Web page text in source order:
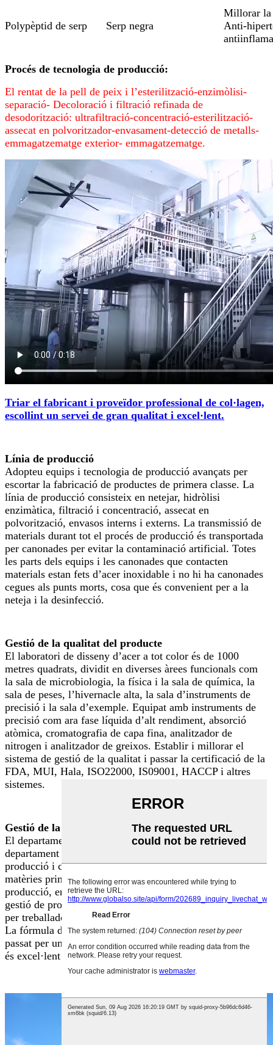
Polypèptid de serp Serp negra
Millorar
Anti-
Procés de tecnologia de producció:
El rentat de la pell de peix i l’esterilització-enzimòlisi-
separació- Decoloració i filtració refinada de
desodorització: ultrafiltració-concentració-esterilització-
assecat en polvoritzador-envasament-detecció de metalls-
emmagatzematge exterior- emmagatzematge.
Triar el fabricant i proveïdor professional de col·lagen,
escollint un servei de gran qualitat i excel·lent.
Línia de producció
Adopteu equips i tecnologia de producció avançats per
escortar la fabricació de productes de primera classe. La
línia de producció consisteix en netejar, hidròlisi
enzimàtica, filtració i concentració, assecat en
polvorització, envasos interns i externs. La transmissió de
materials durant tot el procés de producció és transportada
per canonades per evitar la contaminació artificial. Totes
les parts dels equips i les canonades que contacten
materials estan fets d’acer inoxidable i no hi ha canonades
cegues als punts morts, cosa que és convenient per a la
neteja i la desinfecció.
Gestió de la qualitat del producte
El laboratori de disseny d’acer a tot color és de 1000
metres quadrats, dividit en diverses àrees funcionals com
la sala de microbiologia, la física i la sala de química, la
sala de peses, l’hivernacle alta, la sala d’instruments de
precisió i la sala d’exemple. Equipat amb instruments de
precisió com ara fase líquida d’alt rendiment, absorció
atòmica, cromatografia de capa fina, analitzador de
nitrogen i analitzador de greixos. Establir i millorar el
sistema de gestió de la qualitat i passar la certificació de la
FDA, MUI, Hala, ISO22000, IS09001, HACCP i altres
sistemes.
Gestió de la producció
El departament de gestió de producció està format en el
departament i taller de producció, realitza les comandes de
producció i cada punt de control clau de la contractació de
matèries primeres, emmagatzematge, alimentació,
producció, envasos, inspecció i emmagatzematge a la
gestió de processos de producció és gestionat i controlat
per treballadors tècnics experimentats i. Personal de gestió.
La fórmula de producció i el procediment tecnològic han
passat per una verificació estricta i la qualitat del producte
és excel·lent i estable.